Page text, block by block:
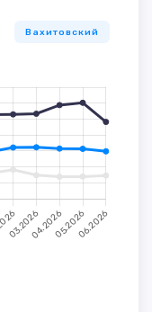
Вахитовский